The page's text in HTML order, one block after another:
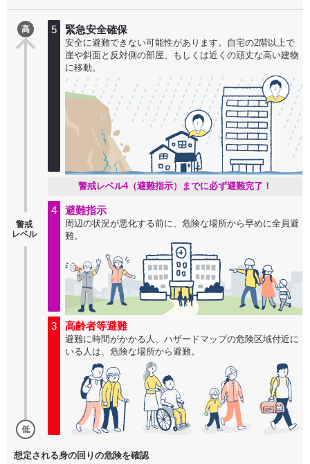
警戒
レベル
高 5 緊急安全確保
安全に避難できない可能性があります。自宅の2階以上で
崖や斜面と反対側の部屋、もしくは近くの頑丈な高い建物
に移動。
警戒レベル4（避難指示）までに必ず避難完了！
4 避難指示
周辺の状況が悪化する前に、危険な場所から早めに全員避
難。
低
3 高齢者等避難
避難に時間がかかる人、ハザードマップの危険区域付近に
いる人は、危険な場所から避難。
想定される身の回りの危険を確認